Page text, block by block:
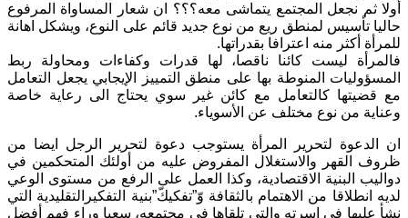
أولا ثم نجعل المجتمع يتماشى معه؟؟؟ ان شعار المساواة المرفوع
حاليا تأسيس لمنطق ريع من نوع جديد قائم على النوع، ويشكل اهانة
للمرأة أكثر منه اعترافا بقدراتها.
فالمرأة ليست كائنا ناقصا، لها قدرات وكفاءات ومحاولة ربط
المسؤوليات المنوطة بها على منطق التمييز الإيجابي يجعل التعامل
مع قضيتها كالتعامل مع كائن غير سوي يحتاج الى رعاية خاصة
وعناية من نوع مختلف عن الأسوياء.
ان الدعوة لتحرير المرأة يستوجب دعوة لتحرير الرجل ايضا من
ظروف القهر والاستغلال المفروض عليه من أولئك المتحكمين في
دواليب البنية الاقتصادية، وكذا العمل على الرفع من مستوى الوعي
لديه انطلاقا من الاهتمام بالثقافة وّ”تفكيكّ”بنية التفكيرالتقليدية التي
نشأ عليها في اسرته والتي تلقاها في مجتمعه، سعيا وراء فهم أفضل